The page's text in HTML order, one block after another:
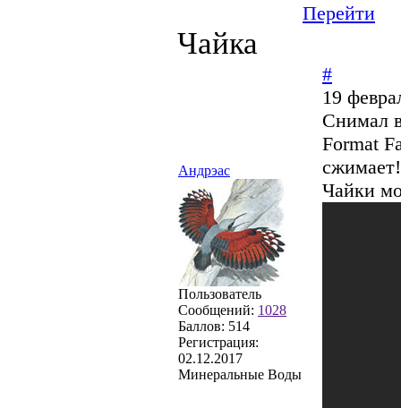
Перейти
Чайка
Андрэас
Пользователь
Сообщений: 1028
Баллов: 514
Регистрация:
02.12.2017
Минеральные Воды
#
19
Снимал
Format
Чайки